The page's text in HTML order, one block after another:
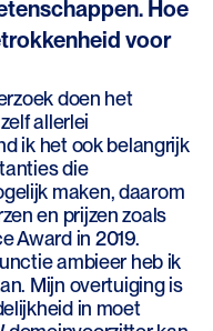
Hoe
voor
doen het
allerlei
ik het ook belangrijk
die
maken, daarom
en prijzen zoals
Award in 2019.
ambieer heb ik
Mijn overtuiging is
in moet